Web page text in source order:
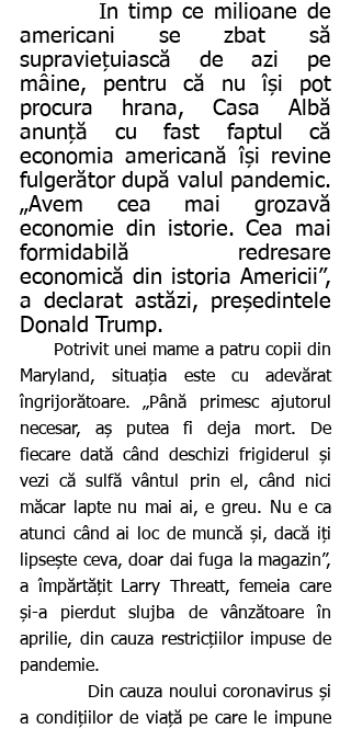
americani se zbat să
supraviețuiască de azi pe
mâine, pentru că nu își pot
procura hrana, Casa Albă
anunță cu fast faptul că
economia americană își revine
fulgerător după valul pandemic.
„Avem cea mai grozavă
economie din istorie. Cea mai
formidabilă redresare
economică din istoria Americii”,
a declarat astăzi, președintele
Donald Trump.
Maryland, situația este cu adevărat
îngrijorătoare. „Până primesc ajutorul
necesar, aș putea fi deja mort. De
fiecare dată când deschizi frigiderul și
vezi că sulfă vântul prin el, când nici
măcar lapte nu mai ai, e greu. Nu e ca
atunci când ai loc de muncă și, dacă iți
lipsește ceva, doar dai fuga la magazin”,
a împărtățit Larry Threatt, femeia care
și-a pierdut slujba de vânzătoare în
aprilie, din cauza restricțiilor impuse de
pandemie.
a condițiilor de viață pe care le impune